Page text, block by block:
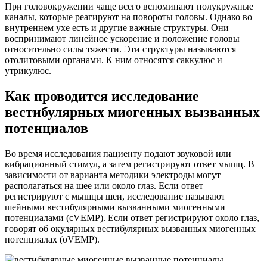
При головокружении чаще всего вспоминают полукружные
каналы, которые реагируют на повороты головы. Однако во
внутреннем ухе есть и другие важные структуры. Они
воспринимают линейное ускорение и положение головы
относительно силы тяжести. Эти структуры называются
отолитовыми органами. К ним относятся саккулюс и
утрикулюс.
Как проводится исследование
вестибулярных миогенных вызванных
потенциалов
Во время исследования пациенту подают звуковой или
вибрационный стимул, а затем регистрируют ответ мышц. В
зависимости от варианта методики электроды могут
располагаться на шее или около глаз. Если ответ
регистрируют с мышцы шеи, исследование называют
шейными вестибулярными вызванными миогенными
потенциалами (cVEMP). Если ответ регистрируют около глаз,
говорят об окулярных вестибулярных вызванных миогенных
потенциалах (oVEMP).